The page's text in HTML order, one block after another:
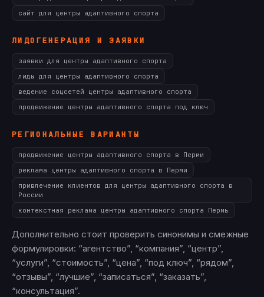
сайт для центры адаптивного спорта
ЛИДОГЕНЕРАЦИЯ И ЗАЯВКИ
заявки для центры адаптивного спорта
лиды для центры адаптивного спорта
ведение соцсетей центры адаптивного спорта
продвижение центры адаптивного спорта под ключ
РЕГИОНАЛЬНЫЕ ВАРИАНТЫ
продвижение центры адаптивного спорта в Перми
реклама центры адаптивного спорта в Перми
привлечение клиентов для центры адаптивного спорта в
России
контекстная реклама центры адаптивного спорта Пермь
Дополнительно стоит проверить синонимы и смежные
формулировки: “агентство”, “компания”, “центр”,
“услуги”, “стоимость”, “цена”, “под ключ”, “рядом”,
“отзывы”, “лучшие”, “записаться”, “заказать”,
“консультация”.